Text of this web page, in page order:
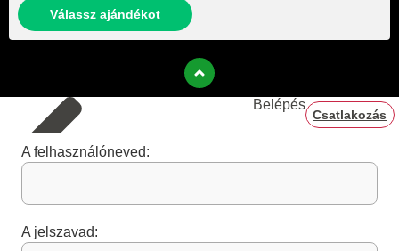
Válassz ajándékot
Belépés
Csatlakozás
A felhasználóneved:
A jelszavad: